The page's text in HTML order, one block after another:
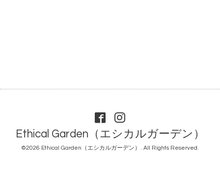
Ethical Garden（エシカルガーデン）
©2026 Ethical Garden（エシカルガーデン） . All Rights Reserved.